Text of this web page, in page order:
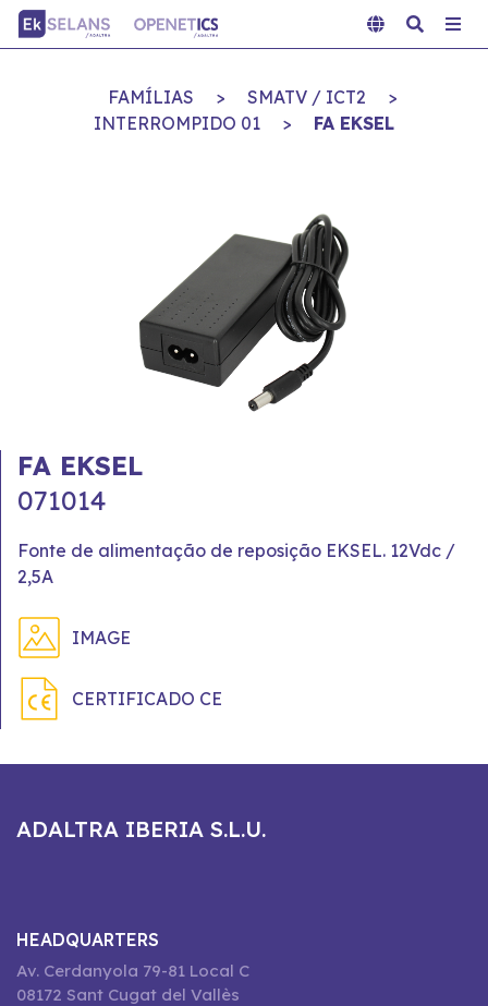
FAMÍLIAS > SMATV / ICT2
>
INTERROMPIDO 01
> FA EKSEL
FA EKSEL
071014
Fonte de alimentação de reposição EKSEL. 12Vdc /
2,5A
IMAGE
CERTIFICADO CE
ADALTRA IBERIA S.L.U.
HEADQUARTERS
Av. Cerdanyola 79-81 Local C
08172 Sant Cugat del Vallès